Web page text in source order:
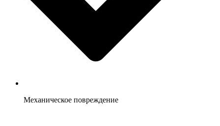
Механическое повреждение